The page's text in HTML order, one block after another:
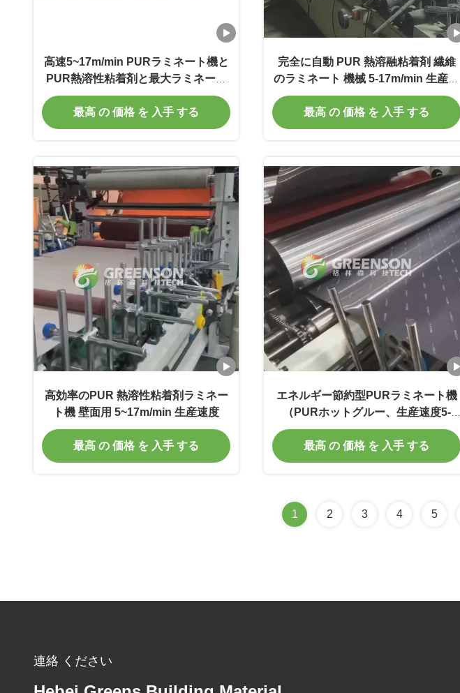
高速5~17m/min PURラミネート機と
PUR熱溶性粘着剤と最大ラミネート
幅1300mm
最高 の 価格 を 入手 する
完全に自動 PUR 熱溶融粘着剤 繊維
のラミネート 機械 5-17m/min 生産速
度
最高 の 価格 を 入手 する
高効率のPUR 熱溶性粘着剤ラミネー
ト機 壁面用 5~17m/min 生産速度
最高 の 価格 を 入手 する
エネルギー節約型PURラミネート機
（PURホットグルー、生産速度5-
17m/分、全自動ラミネート対応）
最高 の 価格 を 入手 する
1 2 3 4 5
連絡 ください